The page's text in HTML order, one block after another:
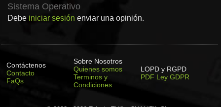
Sistema Operativo
Debe iniciar sesión enviar una opinión.
Contáctenos
Contacto
FaQs
Sobre Nosotros
Quienes somos
Terminos y
Condiciones
LOPD y RGPD
PDF Ley GDPR